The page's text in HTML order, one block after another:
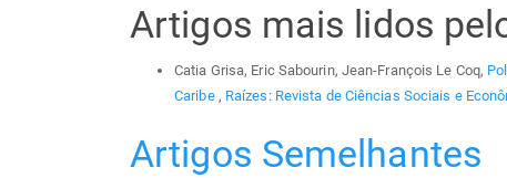
Artigos mais lidos
Catia Grisa, Eric Sabourin, Jean-François Le Coq,
Caribe , Raízes: Revista de Ciências Sociais e
Artigos Semelhantes